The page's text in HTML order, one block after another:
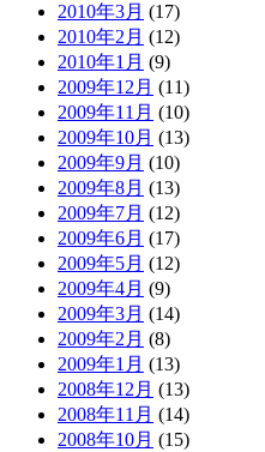
2010年3月 (17)
2010年2月 (12)
2010年1月 (9)
2009年12月 (11)
2009年11月 (10)
2009年10月 (13)
2009年9月 (10)
2009年8月 (13)
2009年7月 (12)
2009年6月 (17)
2009年5月 (12)
2009年4月 (9)
2009年3月 (14)
2009年2月 (8)
2009年1月 (13)
2008年12月 (13)
2008年11月 (14)
2008年10月 (15)